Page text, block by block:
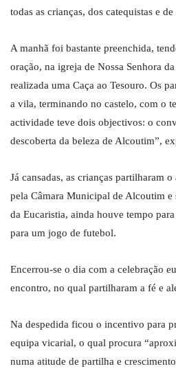
todas as crianças, dos catequistas e
A manhã foi bastante preenchida,
oração, na igreja de Nossa Senhora
realizada uma Caça ao Tesouro. Os
a vila, terminando no castelo, com o
actividade teve dois objectivos: o
descoberta da beleza de Alcoutim”,
Já cansadas, as crianças partilharam
pela Câmara Municipal de Alcoutim e
da Eucaristia, ainda houve tempo
para um jogo de futebol.
Encerrou-se o dia com a celebração
encontro, no qual partilharam a fé e
Na despedida ficou o incentivo para
equipa vicarial, o qual procura
numa atitude de partilha e